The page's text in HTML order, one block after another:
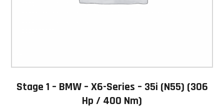
Stage 1 – BMW – X6-Series – 35i (N55) (306
Hp / 400 Nm)